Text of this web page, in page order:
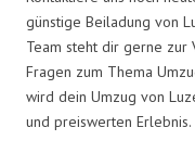
günstige Beiladung von
Team steht dir gerne
Fragen zum Thema
wird dein Umzug von
und preiswerten Erlebnis.